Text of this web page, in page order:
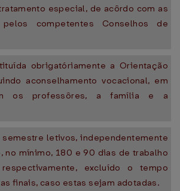
especial, de acôrdo com as
competentes Conselhos de
obrigatóriamente a Orientação
aconselhamento vocacional, em
os professôres, a família e a
semestre letivos, independentemente
no mínimo, 180 e 90 dias de trabalho
excluído o tempo
finais, caso estas sejam adotadas.